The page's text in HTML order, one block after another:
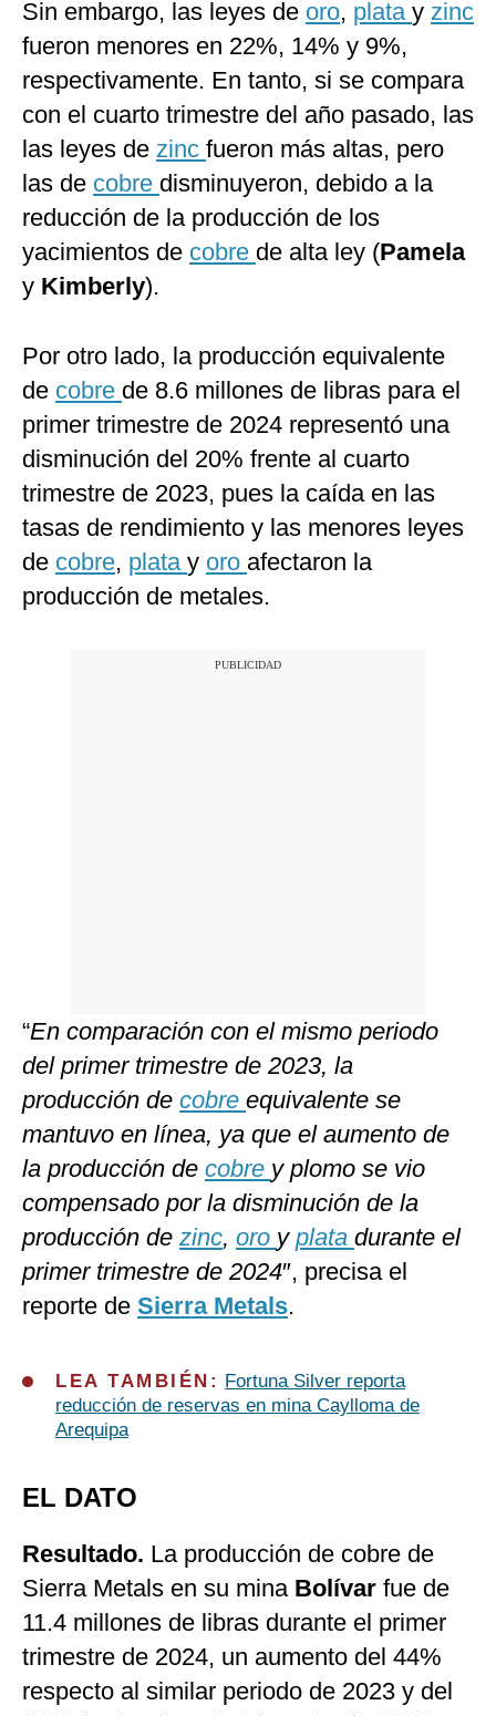
Sin embargo, las leyes de oro, plata y zinc
fueron menores en 22%, 14% y 9%,
respectivamente. En tanto, si se compara
con el cuarto trimestre del año pasado, las
las leyes de zinc fueron más altas, pero
las de cobre disminuyeron, debido a la
reducción de la producción de los
yacimientos de cobre de alta ley (Pamela
y Kimberly).
Por otro lado, la producción equivalente
de cobre de 8.6 millones de libras para el
primer trimestre de 2024 representó una
disminución del 20% frente al cuarto
trimestre de 2023, pues la caída en las
tasas de rendimiento y las menores leyes
de cobre, plata y oro afectaron la
producción de metales.
“En comparación con el mismo periodo
del primer trimestre de 2023, la
producción de cobre equivalente se
mantuvo en línea, ya que el aumento de
la producción de cobre y plomo se vio
compensado por la disminución de la
producción de zinc, oro y plata durante el
primer trimestre de 2024″, precisa el
reporte de Sierra Metals.
LEA TAMBIÉN:
Fortuna Silver reporta
reducción de reservas en mina Caylloma de
Arequipa
EL DATO
Resultado. La producción de cobre de
Sierra Metals en su mina Bolívar fue de
11.4 millones de libras durante el primer
trimestre de 2024, un aumento del 44%
respecto al similar periodo de 2023 y del